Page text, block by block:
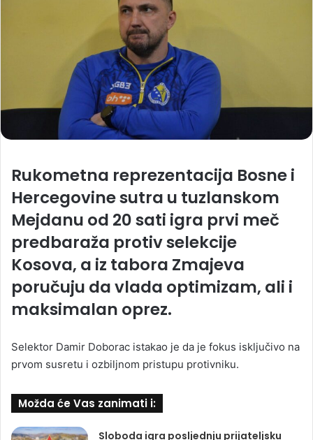
Rukometna reprezentacija Bosne i
Hercegovine sutra u tuzlanskom
Mejdanu od 20 sati igra prvi meč
predbaraža protiv selekcije
Kosova, a iz tabora Zmajeva
poručuju da vlada optimizam, ali i
maksimalan oprez.
Selektor Damir Doborac istakao je da je fokus isključivo na
prvom susretu i ozbiljnom pristupu protivniku.
Možda će Vas zanimati i:
Sloboda igra posljednju prijateljsku